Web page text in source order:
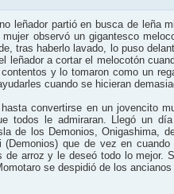
leñador partió en busca de leña
observó un gigantesco
tras haberlo lavado, lo puso
leñador a cortar el melocotón
y lo tomaron como un
cuando se hicieran
convertirse en un jovencito
todos le admiraran. Llegó un
de los Demonios, Onigashima,
que de vez en
de arroz y le deseó todo lo mejor.
se despidió de los